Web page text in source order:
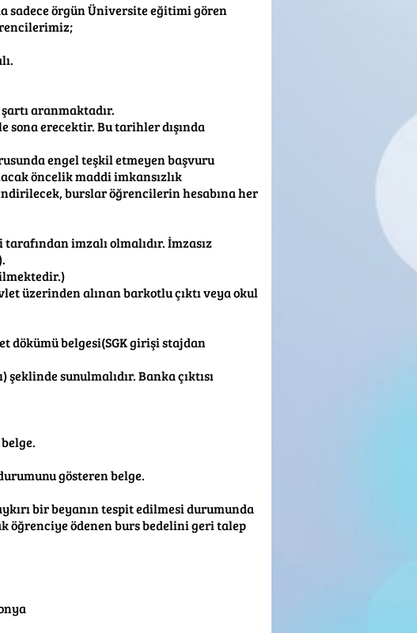
sadece örgün Üniversite eğitimi gören
aranmaktadır.
sona erecektir. Bu tarihler dışında
engel teşkil etmeyen başvuru
öncelik maddi imkansızlık
burslar öğrencilerin hesabına her
imzalı olmalıdır. İmzasız
üzerinden alınan barkotlu çıktı veya okul
dökümü belgesi(SGK girişi stajdan
sunulmalıdır. Banka çıktısı
gösteren belge.
bir beyanın tespit edilmesi durumunda
öğrenciye ödenen burs bedelini geri talep